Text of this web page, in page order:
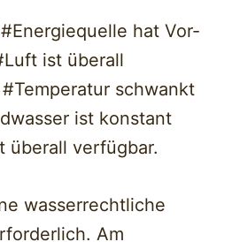
hat Vor-
ist überall
schwankt
ist konstant
überall verfügbar.
wasserrechtliche
Am